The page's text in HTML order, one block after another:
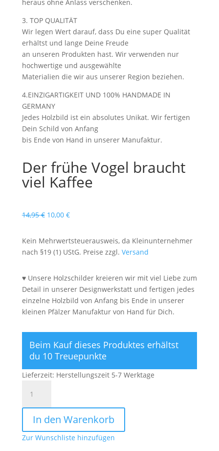
heraus ohne Anlass verschenken.
3. TOP QUALITÄT
Wir legen Wert darauf, dass Du eine super Qualität
erhältst und lange Deine Freude
an unseren Produkten hast. Wir verwenden nur
hochwertige und ausgewählte
Materialien die wir aus unserer Region beziehen.
4.EINZIGARTIGKEIT UND 100% HANDMADE IN
GERMANY
Jedes Holzbild ist ein absolutes Unikat. Wir fertigen
Dein Schild von Anfang
bis Ende von Hand in unserer Manufaktur.
Der frühe Vogel braucht
viel Kaffee
14,95€ Ursprünglicher
war:
14,95 €
10,00 €Aktueller
ist:
10,00 €.
Kein Mehrwertsteuerausweis, da Kleinunternehmer
nach §19 (1) UStG. Preise zzgl. Versand
♥ Unsere Holzschilder kreieren wir mit viel Liebe zum
Detail in unserer Designwerkstatt und fertigen jedes
einzelne Holzbild von Anfang bis Ende in unserer
kleinen Pfälzer Manufaktur von Hand für Dich.
Beim Kauf dieses Produktes erhältst
du 10 Treuepunkte
Lieferzeit: Herstellungszeit 5-7 Werktage
frühe
Vogel
braucht
viel
Kaffee
In den Warenkorb
Zur Wunschliste hinzufügen